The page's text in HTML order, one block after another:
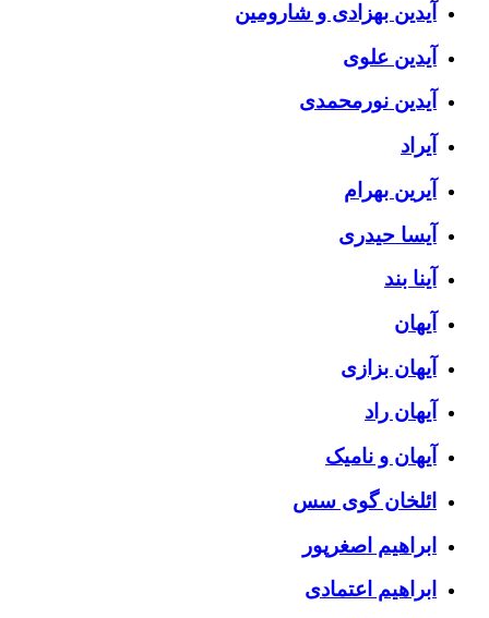
آیدین بهزادی و شارومین
آیدین علوی
آیدین نورمحمدی
آیراد
آیرین بهرام
آیسا حیدری
آینا بند
آیهان
آیهان بزازی
آیهان راد
آیهان و نامیک
ائلخان گوی سس
ابراهیم اصغرپور
ابراهیم اعتمادی